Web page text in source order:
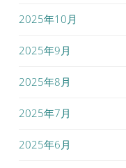
2025年10月
2025年9月
2025年8月
2025年7月
2025年6月